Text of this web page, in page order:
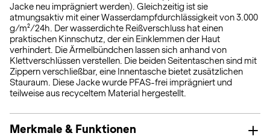
Jacke neu imprägniert werden). Gleichzeitig ist sie
atmungsaktiv mit einer Wasserdampfdurchlässigkeit von 3.000
g/m²/24h. Der wasserdichte Reißverschluss hat einen
praktischen Kinnschutz, der ein Einklemmen der Haut
verhindert. Die Ärmelbündchen lassen sich anhand von
Klettverschlüssen verstellen. Die beiden Seitentaschen sind mit
Zippern verschließbar, eine Innentasche bietet zusätzlichen
Stauraum. Diese Jacke wurde PFAS-frei imprägniert und
teilweise aus recyceltem Material hergestellt.
Merkmale & Funktionen